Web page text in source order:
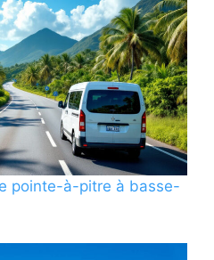
pointe-à-pitre à basse-